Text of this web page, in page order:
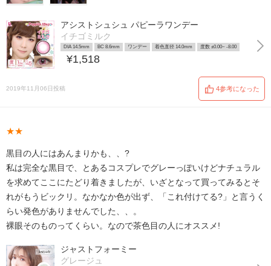
アシストシュシュ パピーラワンデー
イチゴミルク
DIA 14.5mm BC 8.6mm ワンデー 着色直径 14.0mm 度数 ±0.00~ -8.00
¥1,518
2019年11月06日投稿 4参考になった
★★
黒目の人にはあんまりかも、、?
私は完全な黒目で、とあるコスプレでグレーっぽいけどナチュラル
を求めてここにたどり着きましたが、いざとなって買ってみるとそ
れがもうビックリ。なかなか色が出ず、「これ付けてる?」と言うく
らい発色がありませんでした、、。
裸眼そのものってくらい。なので茶色目の人にオススメ!
ジャストフォーミー
グレージュ